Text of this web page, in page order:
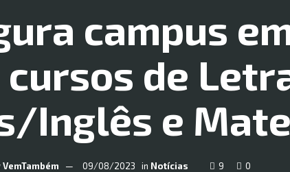
campus
cursos de
Inglês e
VemTambém 09/08/2023 in Notícias 9 0